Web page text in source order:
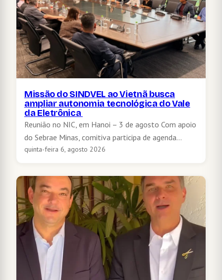
Missão do SINDVEL ao Vietnã busca
ampliar autonomia tecnológica do Vale
da Eletrônica
Reunião no NIC, em Hanoi – 3 de agosto Com apoio
do Sebrae Minas, comitiva participa de agenda…
quinta-feira 6, agosto 2026